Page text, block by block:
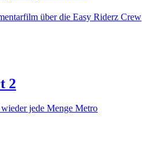
über die Easy Riderz Crew
2
jede Menge Metro